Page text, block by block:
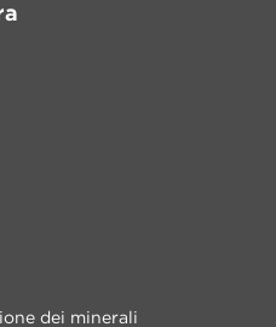
dei minerali